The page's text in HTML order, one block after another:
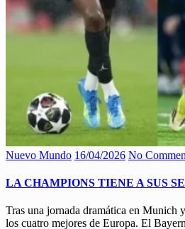
Nuevo Mundo 16/04/2026 No
LA CHAMPIONS TIENE A SUS
Tras una jornada dramática en Munich
los cuatro mejores de Europa. El